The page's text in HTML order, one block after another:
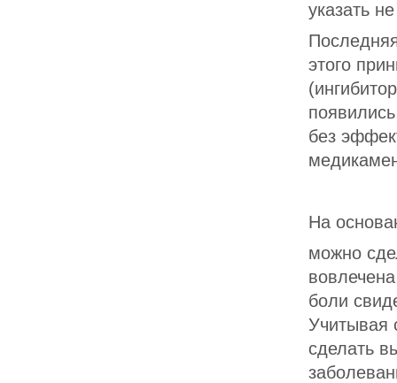
указать
этого
без
На
можно
боли
Учитывая
сделать